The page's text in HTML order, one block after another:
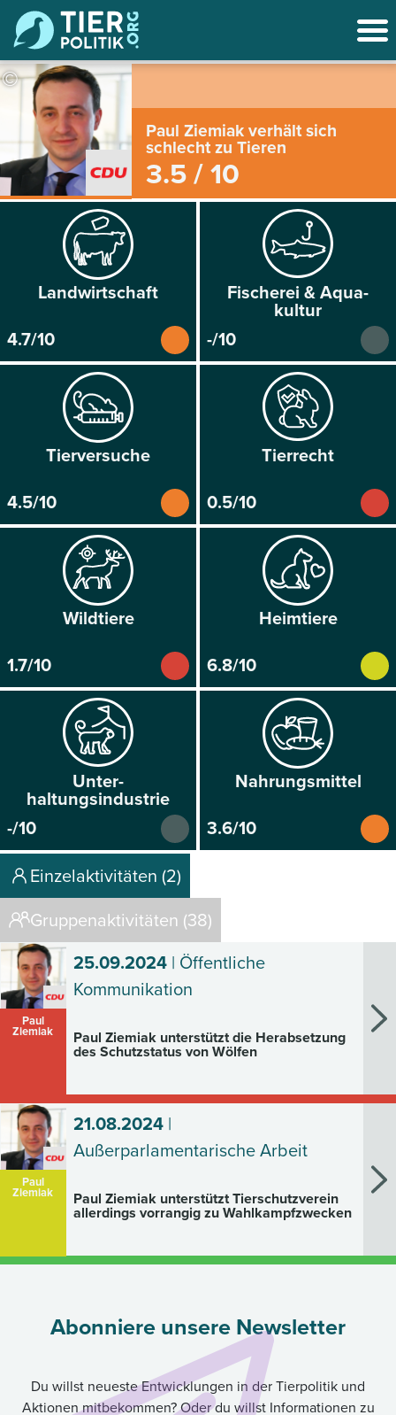
©
Paul Ziemiak verhält sich
schlecht zu Tieren
3.5 / 10
Land­wirtschaft
4.7/10
Fischerei & Aqua­
kultur
-/10
Tier­versuche
4.5/10
Tier­recht
0.5/10
Wild­tiere
1.7/10
Heim­tiere
6.8/10
Unter­
haltungsindustrie
-/10
Nahrungs­mittel
3.6/10
Einzelaktivitäten (2)
Gruppenaktivitäten (38)
Paul
Ziemiak
25.09.2024| Öffentliche
Kommunikation
Paul Ziemiak unterstützt die Herabsetzung
des Schutzstatus von Wölfen
Paul
Ziemiak
21.08.2024|
Außerparlamentarische Arbeit
Paul Ziemiak unterstützt Tierschutzverein
allerdings vorrangig zu Wahlkampfzwecken
Abonniere unsere Newsletter
Du willst neueste Entwicklungen in der Tierpolitik und
Aktionen mitbekommen? Oder du willst Informationen zu